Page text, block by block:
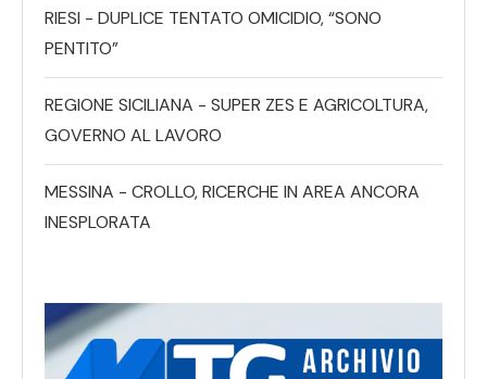
RIESI - DUPLICE TENTATO OMICIDIO, “SONO
PENTITO”
REGIONE SICILIANA - SUPER ZES E AGRICOLTURA,
GOVERNO AL LAVORO
MESSINA - CROLLO, RICERCHE IN AREA ANCORA
INESPLORATA